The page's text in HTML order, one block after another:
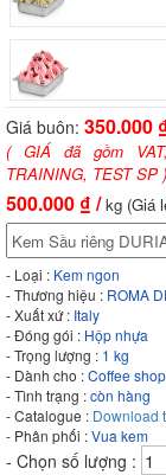
Giá buôn: 350.000
( GIÁ đã gồm
TRAINING, TEST SP )
500.000 ₫ /kg (Giá
- Loại : Kem ngon
- Thương hiệu : ROMA
- Xuất xứ : Italy
- Đóng gói : Hộp nhựa
- Trọng lượng : 1 kg
- Dành cho :Coffee shop
- Tình trạng :còn hàng
- Catalogue : Download
- Phân phối :Vua kem
- Chọn số lượng :